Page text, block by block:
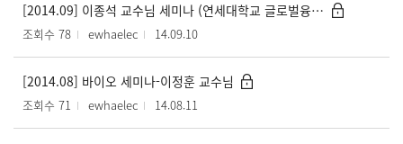
[2014.09] 이종석 교수님 세미나 (연세대학교 글로벌융합공학부)
조회수 78 ewhaelec 14.09.10
[2014.08] 바이오 세미나-이정훈 교수님
조회수 71 ewhaelec 14.08.11